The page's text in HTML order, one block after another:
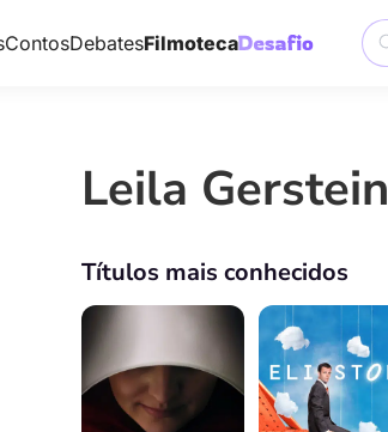
ContosDebatesFilmoteca
Leila Gerstein
Títulos mais conhecidos